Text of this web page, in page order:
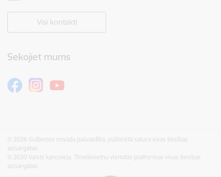
Visi kontakti
Sekojiet mums
© 2026 Gulbenes novada pašvaldība, publicētā satura visas tiesības
aizsargātas.
© 2020 Valsts kanceleja, Tīmekļvietņu vienotās platformas visas tiesības
aizsargātas.